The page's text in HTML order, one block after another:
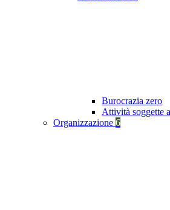
Burocrazia zero
Attività soggette
Organizzazione 6